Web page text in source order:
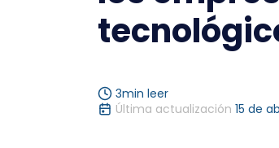
3min leer
Última actualización 15 de